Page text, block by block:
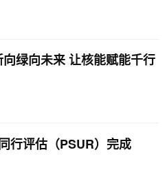
绿向未来 让核能赋能千行
行评估（PSUR）完成